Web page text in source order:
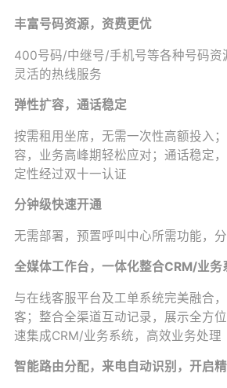
丰富号码资源，资费更优
400号码/中继号/手机号等各种号码资
灵活的热线服务
弹性扩容，通话稳定
按需租用坐席，无需一次性高额投入
容，业务高峰期轻松应对；通话稳定
定性经过双十一认证
分钟级快速开通
无需部署，预置呼叫中心所需功能，
全媒体工作台，一体化整合CRM/业务
与在线客服平台及工单系统完美融合
客；整合全渠道互动记录，展示全方
速集成CRM/业务系统，高效业务处理
智能路由分配，来电自动识别，开启